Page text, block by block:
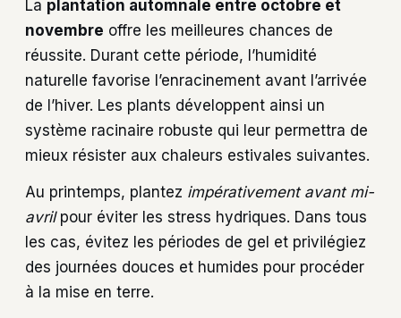
La plantation automnale entre octobre et
novembre offre les meilleures chances de
réussite. Durant cette période, l’humidité
naturelle favorise l’enracinement avant l’arrivée
de l’hiver. Les plants développent ainsi un
système racinaire robuste qui leur permettra de
mieux résister aux chaleurs estivales suivantes.
Au printemps, plantez impérativement avant mi-
avrilpour éviter les stress hydriques. Dans tous
les cas, évitez les périodes de gel et privilégiez
des journées douces et humides pour procéder
à la mise en terre.